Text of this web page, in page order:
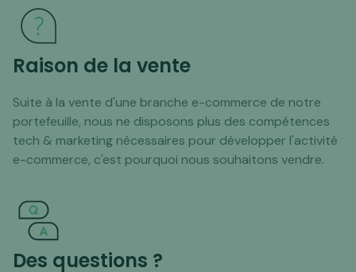
Raison de la vente
Suite à la vente d'une branche e-commerce de notre
portefeuille, nous ne disposons plus des compétences
tech & marketing nécessaires pour développer l'activité
e-commerce, c'est pourquoi nous souhaitons vendre.
Des questions ?